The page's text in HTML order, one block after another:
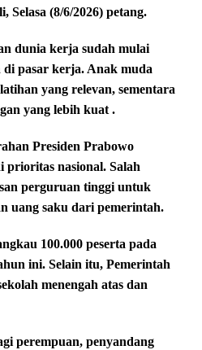
Selasa (8/6/2026) petang.
dunia kerja sudah mulai
pasar kerja. Anak muda
yang relevan, sementara
yang lebih kuat .
Presiden Prabowo
prioritas nasional. Salah
perguruan tinggi untuk
uang saku dari pemerintah.
100.000 peserta pada
ini. Selain itu, Pemerintah
menengah atas dan
perempuan, penyandang